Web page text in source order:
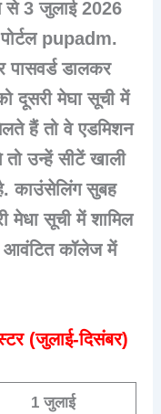
से 3 जुलाई 2026
पोर्टल pupadm.
डालकर
दूसरी मेघा सूची में
हैं तो वे एडमिशन
उन्हें सीटें खाली
काउंसेलिंग सुबह
मेधा सूची में शामिल
ही आवंटित कॉलेज में
(जुलाई-दिसंबर)
1 जुलाई